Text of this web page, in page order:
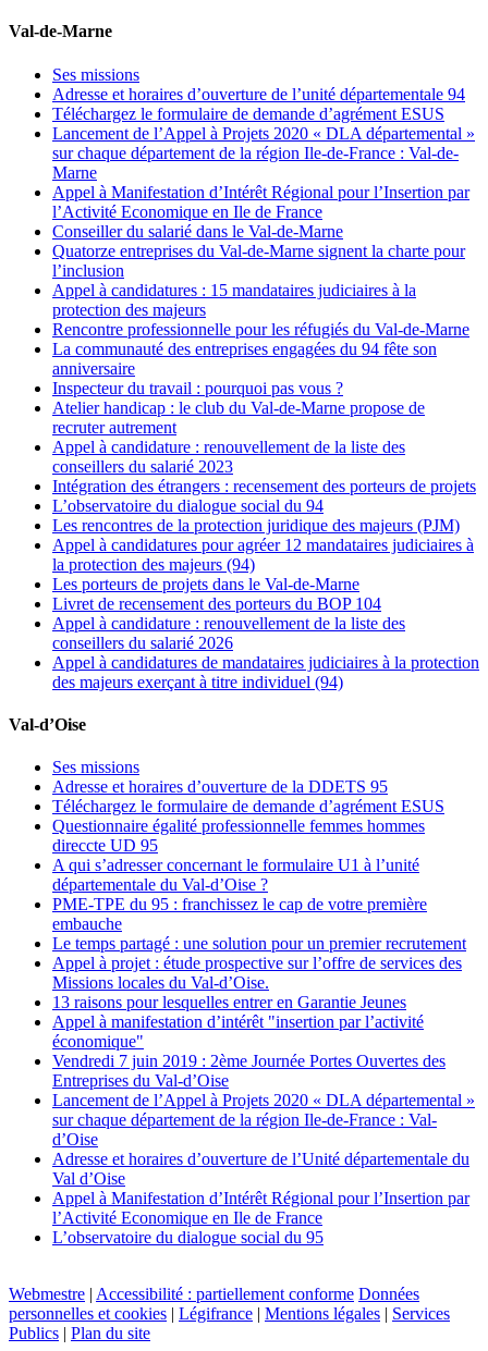
Val-de-Marne
Ses missions
Adresse et horaires d’ouverture de l’unité départementale 94
Téléchargez le formulaire de demande d’agrément ESUS
Lancement de l’Appel à Projets 2020 « DLA départemental »
sur chaque département de la région Ile-de-France : Val-de-
Marne
Appel à Manifestation d’Intérêt Régional pour l’Insertion par
l’Activité Economique en Ile de France
Conseiller du salarié dans le Val-de-Marne
Quatorze entreprises du Val-de-Marne signent la charte pour
l’inclusion
Appel à candidatures : 15 mandataires judiciaires à la
protection des majeurs
Rencontre professionnelle pour les réfugiés du Val-de-Marne
La communauté des entreprises engagées du 94 fête son
anniversaire
Inspecteur du travail : pourquoi pas vous ?
Atelier handicap : le club du Val-de-Marne propose de
recruter autrement
Appel à candidature : renouvellement de la liste des
conseillers du salarié 2023
Intégration des étrangers : recensement des porteurs de projets
L’observatoire du dialogue social du 94
Les rencontres de la protection juridique des majeurs (PJM)
Appel à candidatures pour agréer 12 mandataires judiciaires à
la protection des majeurs (94)
Les porteurs de projets dans le Val-de-Marne
Livret de recensement des porteurs du BOP 104
Appel à candidature : renouvellement de la liste des
conseillers du salarié 2026
Appel à candidatures de mandataires judiciaires à la protection
des majeurs exerçant à titre individuel (94)
Val-d’Oise
Ses missions
Adresse et horaires d’ouverture de la DDETS 95
Téléchargez le formulaire de demande d’agrément ESUS
Questionnaire égalité professionnelle femmes hommes
direccte UD 95
A qui s’adresser concernant le formulaire U1 à l’unité
départementale du Val-d’Oise ?
PME-TPE du 95 : franchissez le cap de votre première
embauche
Le temps partagé : une solution pour un premier recrutement
Appel à projet : étude prospective sur l’offre de services des
Missions locales du Val-d’Oise.
13 raisons pour lesquelles entrer en Garantie Jeunes
Appel à manifestation d’intérêt "insertion par l’activité
économique"
Vendredi 7 juin 2019 : 2ème Journée Portes Ouvertes des
Entreprises du Val-d’Oise
Lancement de l’Appel à Projets 2020 « DLA départemental »
sur chaque département de la région Ile-de-France : Val-
d’Oise
Adresse et horaires d’ouverture de l’Unité départementale du
Val d’Oise
Appel à Manifestation d’Intérêt Régional pour l’Insertion par
l’Activité Economique en Ile de France
L’observatoire du dialogue social du 95
Webmestre | Accessibilité : partiellement conforme Données
personnelles et cookies | Légifrance | Mentions légales | Services
Publics | Plan du site